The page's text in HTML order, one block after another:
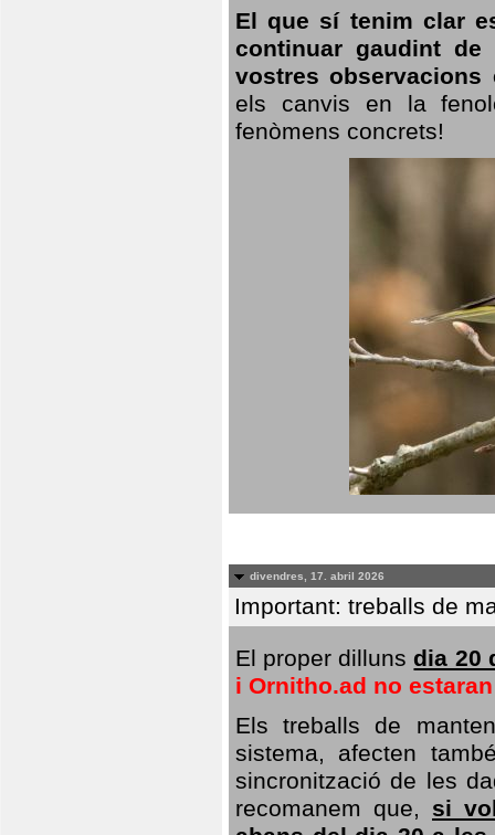
El que sí tenim clar
continuar gaudint
vostres
els canvis en la
fenòmens concrets!
divendres, 17. abril 2026
Important: treballs de
El proper dilluns dia 20
i Ornitho.ad no
Els treballs de
sistema, afecten
sincronització de les
recomanem que, si